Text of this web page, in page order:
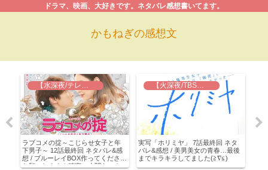
かもねぎの感想文
ドラマ、映画、大好きです。ネタバレ感想書いてます。
【水深夜/テレ東】ラブコメの掟
ラブコメの掟～こじらせ女子と年
下男子～ 12話最終回 ネタバレ&感
想 / ブルーレイBOX作ってください
お願いします！確実に小関きゅん
【火深夜/TBS】実写 ホリミヤ
実写「ホリミヤ」 7話最終回 ネタ
バレ&感想 / 美男美女の青春…最後
までキラキラしてました(≧∇≦)